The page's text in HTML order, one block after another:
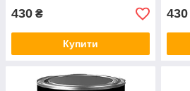
430 ₴
Купити
430